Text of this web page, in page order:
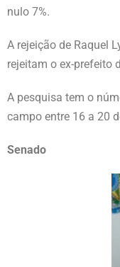
nulo 7%.
A rejeição de Raquel
rejeitam o ex-prefeito
A pesquisa tem o
campo entre 16 a 20
Senado